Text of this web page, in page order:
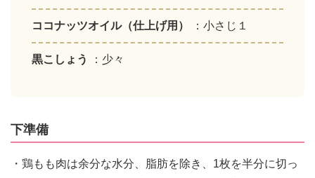
ココナッツオイル（仕上げ用） ：小さじ１
黒こしょう ：少々
下準備
・鶏もも肉は余分な水分、脂肪を除き、1枚を半分に切っ